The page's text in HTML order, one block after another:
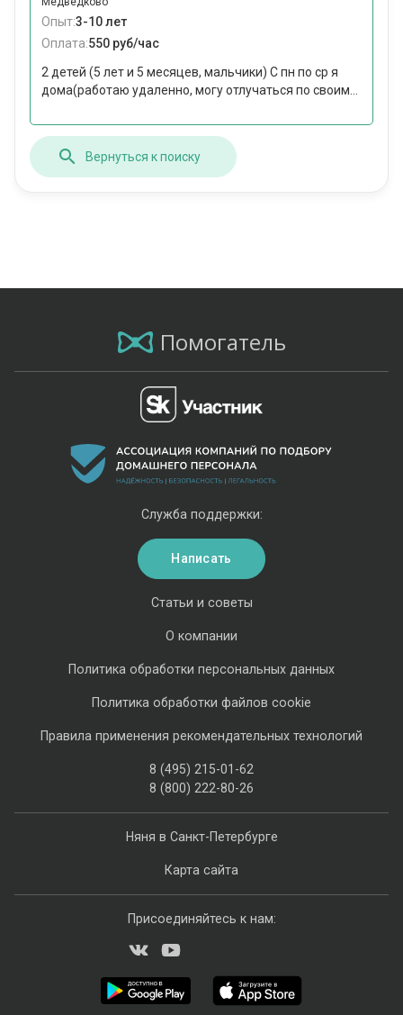
Опыт:3-10 лет
Оплата:550 руб/час
2 детей (5 лет и 5 месяцев, мальчики) С пн по ср я
дома(работаю удаленно, могу отлучаться по своим...
Вернуться к поиску
Помогатель
Няня в Санкт-Петербурге
Карта сайта
Статьи и советы
О компании
Политика обработки персональных данных
Политика обработки файлов cookie
Правила применения рекомендательных технологий
8 (495) 215-01-62
8 (800) 222-80-26
Служба поддержки:
Написать
Присоединяйтесь к нам: